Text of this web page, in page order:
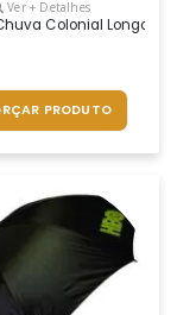
Várias Cores.
Ver + Detalhes
Colonial Longo,
PRODUTO